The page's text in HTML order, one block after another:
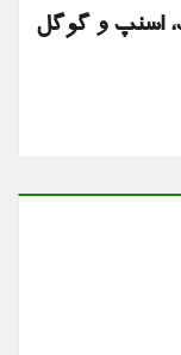
اسنپ و گوگل